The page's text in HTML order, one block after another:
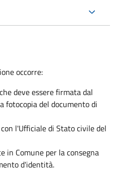
occorre:
deve essere firmata dal
fotocopia del documento di
l'Ufficiale di Stato civile del
in Comune per la consegna
d'identità.